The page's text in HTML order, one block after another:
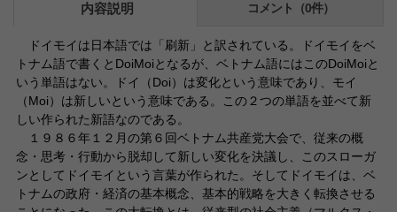
内容説明 コメント（0件）
ドイモイは日本語では「刷新」と訳されている。ドイモイをベ
トナム語で書くとDoiMoiとなるが、ベトナム語にはこのDoiMoiと
いう単語はない。ドイ（Doi）は変化という意味であり、モイ
（Moi）は新しいという意味である。この２つの単語を並べて新
しい作られた新語なのである。
１９８６年１２月の第６回ベトナム共産党大会で、従来の概
念・思考・行動から脱却して新しい変化を決議し、このスローガ
ンとしてドイモイという言葉が作られた。そしてドイモイは、ベ
トナムの政府・経済の基本概念、基本的戦略を大きく転換させる